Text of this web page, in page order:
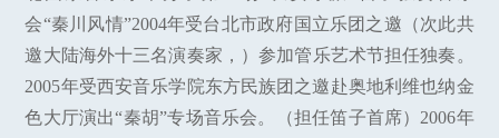
会“秦川风情”2004年受台北市政府国立乐团之邀（次此共
邀大陆海外十三名演奏家，）参加管乐艺术节担任独奏。
2005年受西安音乐学院东方民族团之邀赴奥地利维也纳金
色大厅演出“秦胡”专场音乐会。（担任笛子首席）2006年